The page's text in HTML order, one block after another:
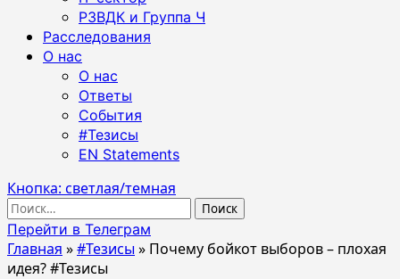
РЗВДК и Группа Ч
Расследования
О нас
О нас
Ответы
События
#Тезисы
EN Statements
Кнопка: светлая/темная
Найти:
Перейти в Телеграм
Главная »#Тезисы » Почему бойкот выборов – плохая
идея? #Тезисы